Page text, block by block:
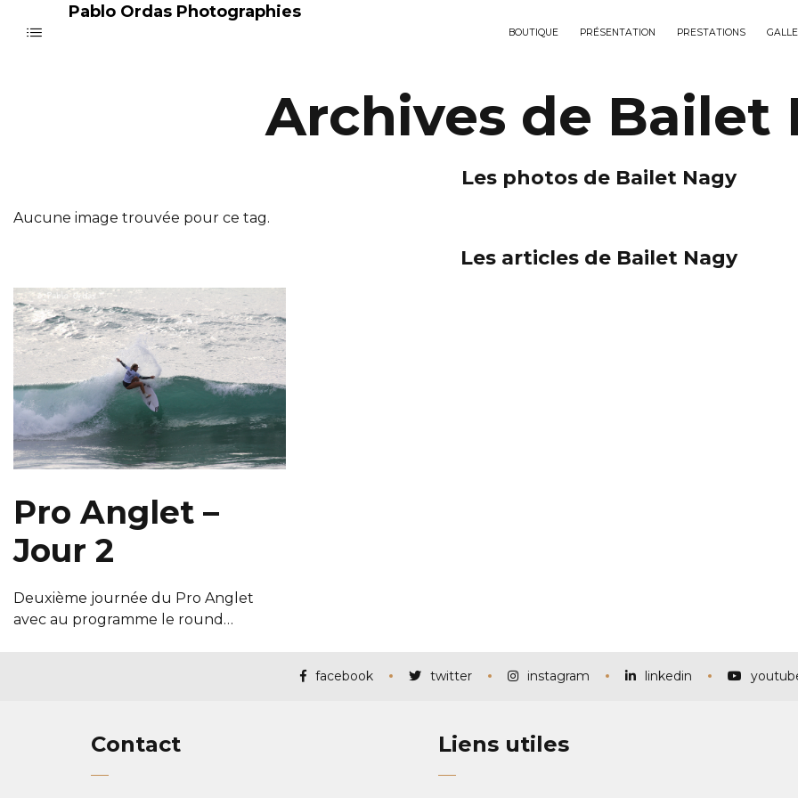
Pablo Ordas Photographies
BOUTIQUE PRÉSENTATION PRESTATIONS
Archives de Bailet
Les photos de Bailet Nagy
Aucune image trouvée pour ce tag.
Les articles de Bailet Nagy
Pro Anglet –
Jour 2
Deuxième journée du Pro Anglet
avec au programme le round…
facebook twitter instagram linkedin
Contact Liens utiles